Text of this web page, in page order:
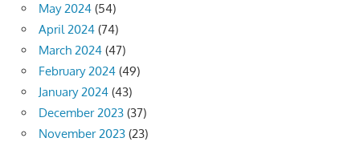
May 2024 (54)
April 2024 (74)
March 2024 (47)
February 2024 (49)
January 2024 (43)
December 2023 (37)
November 2023 (23)